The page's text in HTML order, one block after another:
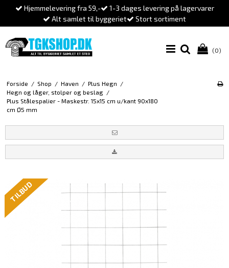
Hjemmelevering fra 59,-
1-3 dages levering på lagervarer
Alt samlet til byggeriet
Stort sortiment
(0)
Forside / Shop / Haven / Plus Hegn /
Hegn og låger, stolper og beslag /
Plus Stålespalier - Maskestr. 15x15 cm u/kant 90x180
cm Ø5 mm
TILBUD